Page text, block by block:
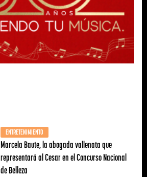
ENTRETENIMIENTO
Marcela Baute, la abogada vallenata que
representará al Cesar en el Concurso Nacional
de Belleza